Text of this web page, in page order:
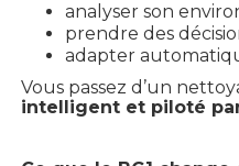
analyser son
prendre des
adapter
Vous passez d’un
intelligent et piloté